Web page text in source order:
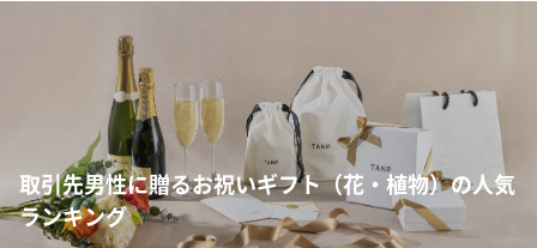
取引先男性に贈るお祝いギフト（花・植物）の人気
ランキング